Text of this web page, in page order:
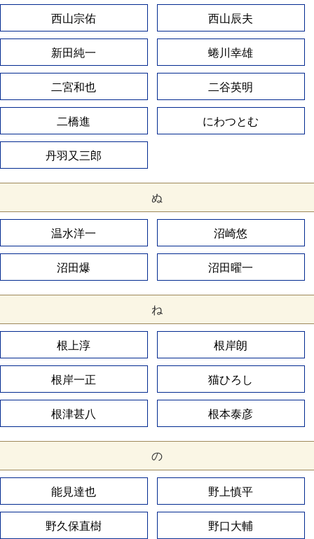
西山宗佑 西山辰夫
新田純一 蜷川幸雄
二宮和也 二谷英明
二橋進 にわつとむ
丹羽又三郎
ぬ
温水洋一 沼崎悠
沼田爆 沼田曜一
ね
根上淳 根岸朗
根岸一正 猫ひろし
根津甚八 根本泰彦
の
能見達也 野上慎平
野久保直樹 野口大輔